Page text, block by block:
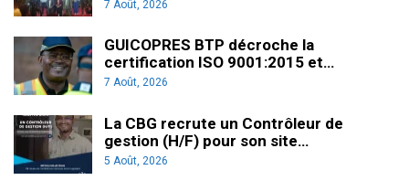
7 Août, 2026
GUICOPRES BTP décroche la
certification ISO 9001:2015 et…
7 Août, 2026
La CBG recrute un Contrôleur de
gestion (H/F) pour son site…
5 Août, 2026